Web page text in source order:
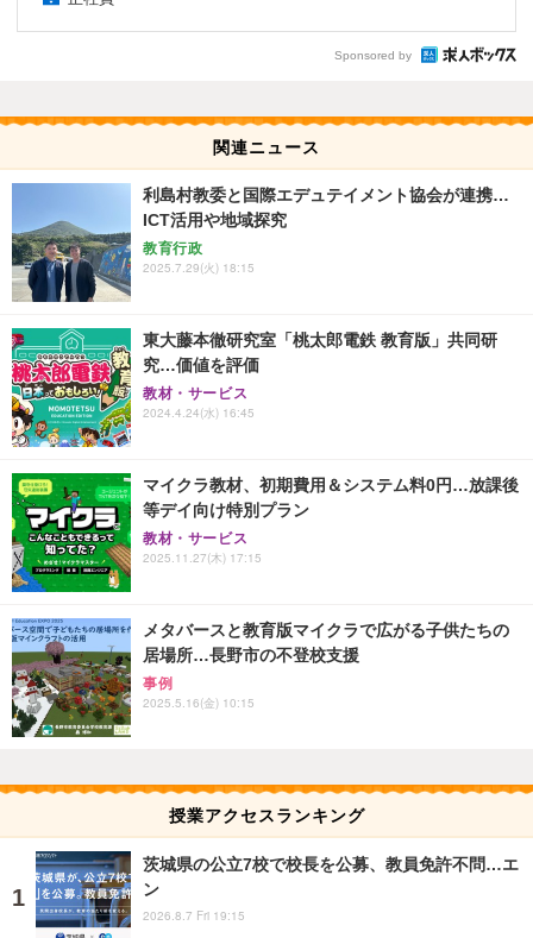
Sponsored by
関連ニュース
利島村教委と国際エデュテイメント協会が連携…
ICT活用や地域探究
教育行政
2025.7.29(火) 18:15
東大藤本徹研究室「桃太郎電鉄 教育版」共同研
究…価値を評価
教材・サービス
2024.4.24(水) 16:45
マイクラ教材、初期費用＆システム料0円…放課後
等デイ向け特別プラン
教材・サービス
2025.11.27(木) 17:15
メタバースと教育版マイクラで広がる子供たちの
居場所…長野市の不登校支援
事例
2025.5.16(金) 10:15
授業アクセスランキング
茨城県の公立7校で校長を公募、教員免許不問…エ
ン
2026.8.7 Fri 19:15